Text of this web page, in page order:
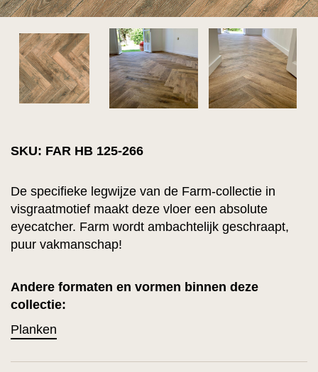
SKU: FAR HB 125-266
De specifieke legwijze van de Farm-collectie in
visgraatmotief maakt deze vloer een absolute
eyecatcher. Farm wordt ambachtelijk geschraapt,
puur vakmanschap!
Andere formaten en vormen binnen deze
collectie:
Planken